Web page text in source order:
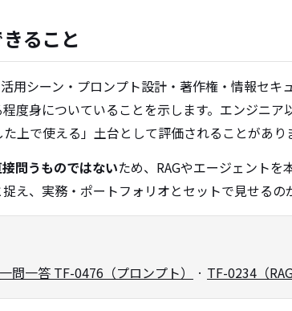
ること
用シーン・プロンプト設計・著作権・情報セキ
度身についていることを示します。エンジニ
上で使える」土台として評価されることがあり
問うものではないため、RAGやエージェント
え、実務・ポートフォリオとセットで見せるの
一問一答 TF-0476（プロンプト） · TF-0234（RAG